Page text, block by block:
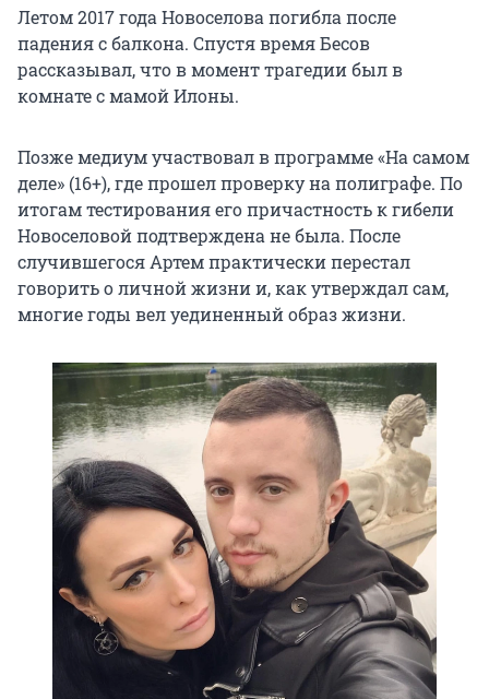
Летом 2017 года Новоселова погибла после
падения с балкона. Спустя время Бесов
рассказывал, что в момент трагедии был в
комнате с мамой Илоны.
Позже медиум участвовал в программе «На самом
деле» (16+), где прошел проверку на полиграфе. По
итогам тестирования его причастность к гибели
Новоселовой подтверждена не была. После
случившегося Артем практически перестал
говорить о личной жизни и, как утверждал сам,
многие годы вел уединенный образ жизни.